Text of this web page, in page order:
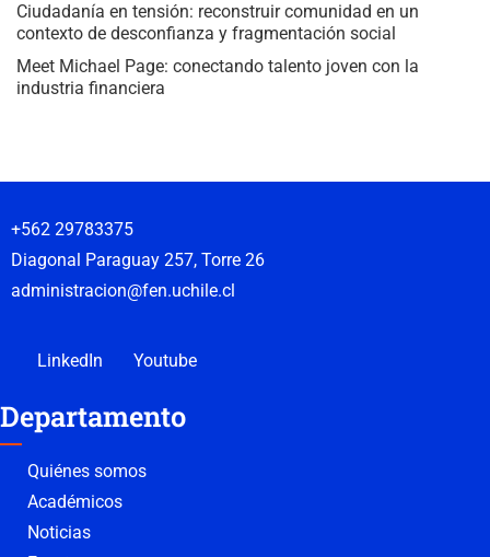
Ciudadanía en tensión: reconstruir comunidad en un
contexto de desconfianza y fragmentación social
Meet Michael Page: conectando talento joven con la
industria financiera
+562 29783375
Diagonal Paraguay 257, Torre 26
administracion@fen.uchile.cl
LinkedIn Youtube
Departamento
Quiénes somos
Académicos
Noticias